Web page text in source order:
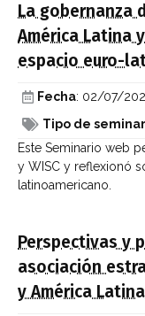
La gobernanza
América Latina
espacio euro-
Fecha: 02/07/
Tipo de
Este Seminario web
y WISC y reflexionó
latinoamericano.
Perspectivas y
asociación
y América